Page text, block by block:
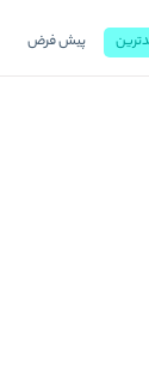
پیش فرض